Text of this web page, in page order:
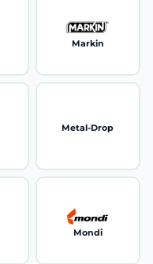
Markin
Metal-Drop
Mondi